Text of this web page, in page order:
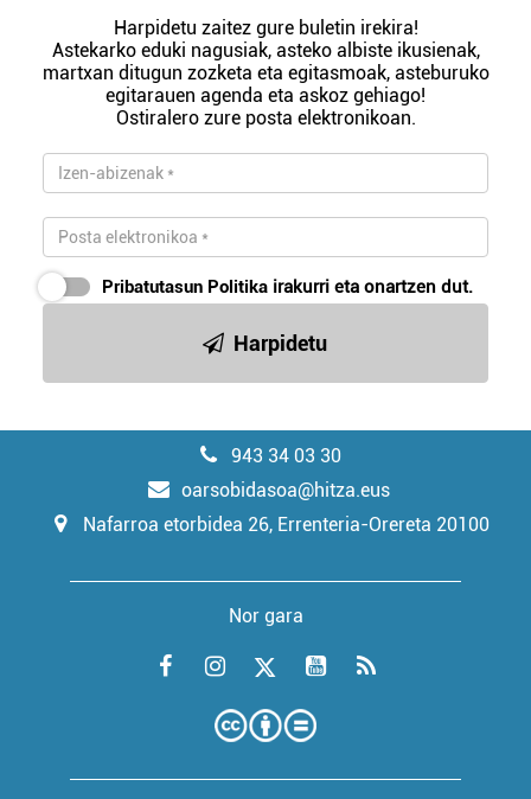
Harpidetu zaitez gure buletin irekira!
Astekarko eduki nagusiak, asteko albiste ikusienak,
martxan ditugun zozketa eta egitasmoak, asteburuko
egitarauen agenda eta askoz gehiago!
Ostiralero zure posta elektronikoan.
Pribatutasun Politika irakurri eta onartzen dut.
Harpidetu
943 34 03 30
oarsobidasoa@hitza.eus
Nafarroa etorbidea 26, Errenteria-Orereta 20100
Nor gara